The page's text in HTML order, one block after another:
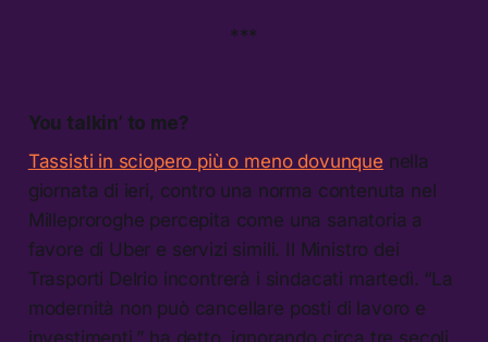
***
You talkin’ to me?
Tassisti in sciopero più o meno dovunque nella
giornata di ieri, contro una norma contenuta nel
Milleproroghe percepita come una sanatoria a
favore di Uber e servizi simili. Il Ministro dei
Trasporti Delrio incontrerà i sindacati martedì. “La
modernità non può cancellare posti di lavoro e